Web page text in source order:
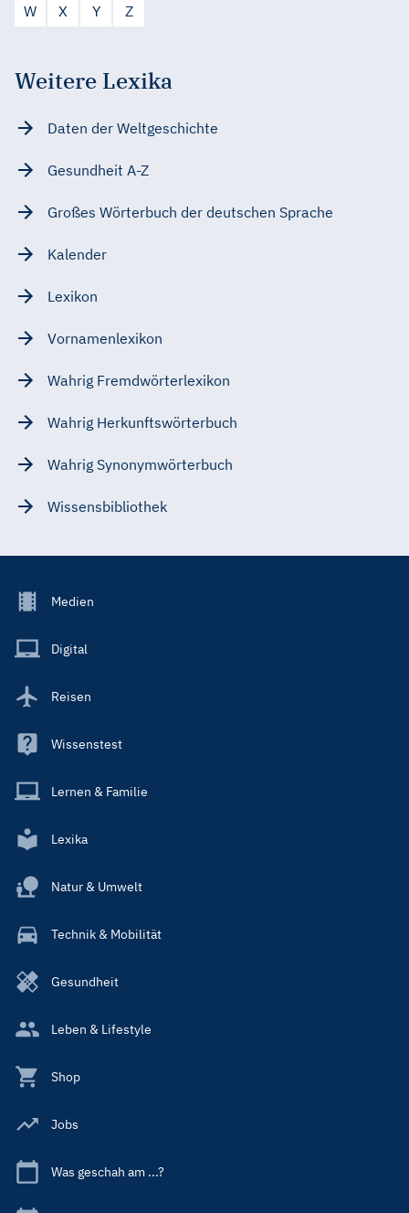
W
X Y Z
Weitere Lexika
Daten der Weltgeschichte
Gesundheit A-Z
Großes Wörterbuch der deutschen Sprache
Kalender
Lexikon
Vornamenlexikon
Wahrig Fremdwörterlexikon
Wahrig Herkunftswörterbuch
Wahrig Synonymwörterbuch
Wissensbibliothek
Footer
Main
Medien
Digital
Reisen
Wissenstest
Lernen & Familie
Lexika
Natur & Umwelt
Technik & Mobilität
Gesundheit
Leben & Lifestyle
Shop
Jobs
Was geschah am ...?